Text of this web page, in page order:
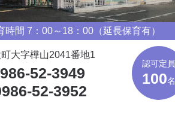
時間 7：00～18：00（延長保育有）
認可定員
100名
大字樺山2041番地1
52-3949
52-3952